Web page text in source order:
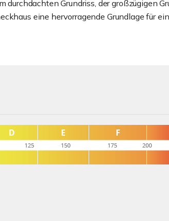
durchdachten Grundriss, der großzügigen
eine hervorragende Grundlage für